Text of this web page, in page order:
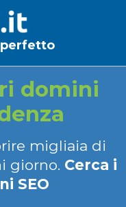
domini
migliaia di
giorno. Cerca i
SEO